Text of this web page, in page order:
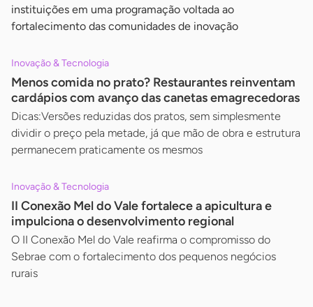
instituições em uma programação voltada ao
fortalecimento das comunidades de inovação
Inovação & Tecnologia
Menos comida no prato? Restaurantes reinventam
cardápios com avanço das canetas emagrecedoras
Dicas:Versões reduzidas dos pratos, sem simplesmente
dividir o preço pela metade, já que mão de obra e estrutura
permanecem praticamente os mesmos
Inovação & Tecnologia
II Conexão Mel do Vale fortalece a apicultura e
impulciona o desenvolvimento regional
O II Conexão Mel do Vale reafirma o compromisso do
Sebrae com o fortalecimento dos pequenos negócios
rurais